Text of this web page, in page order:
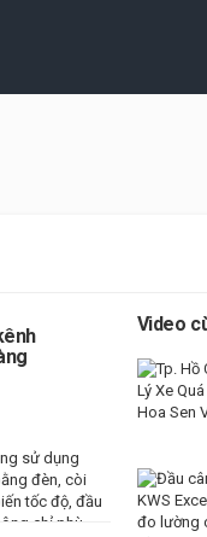
sử dụng
đèn, còi
tốc độ, đầu
chỉ phù
Video